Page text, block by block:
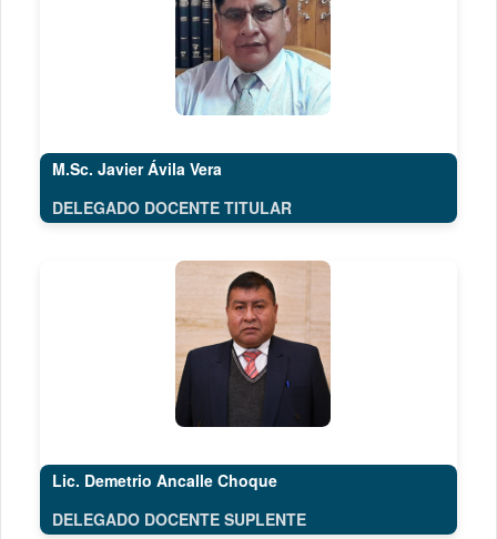
M.Sc. Javier Ávila Vera
DELEGADO DOCENTE TITULAR
Lic. Demetrio Ancalle Choque
DELEGADO DOCENTE SUPLENTE